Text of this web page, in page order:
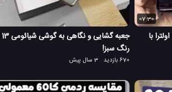
07:30
جعبه گشایی با جزئیات گوشی شیائومی 13 اولترا با
رنگ سبز!
670 بازدید 3 سال پیش